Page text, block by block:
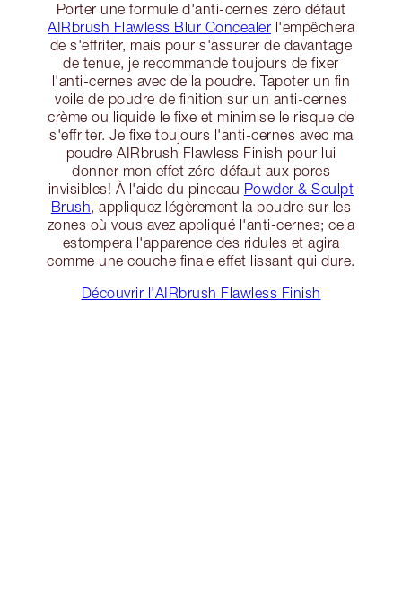
Porter une formule d'anti-cernes zéro défaut
AIRbrush Flawless Blur Concealer l'empêchera
de s'effriter, mais pour s'assurer de davantage
de tenue, je recommande toujours de fixer
l'anti-cernes avec de la poudre. Tapoter un fin
voile de poudre de finition sur un anti-cernes
crème ou liquide le fixe et minimise le risque de
s'effriter. Je fixe toujours l'anti-cernes avec ma
poudre AIRbrush Flawless Finish pour lui
donner mon effet zéro défaut aux pores
invisibles! À l'aide du pinceau Powder & Sculpt
Brush, appliquez légèrement la poudre sur les
zones où vous avez appliqué l'anti-cernes; cela
estompera l'apparence des ridules et agira
comme une couche finale effet lissant qui dure.
Découvrir l'AIRbrush Flawless Finish